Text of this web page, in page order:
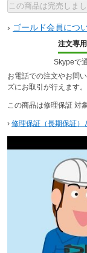
› ゴールド会員につ
注文専
Skypeで
お電話での注文やお問
ズにお取引が行えます。
この商品は修理保証 対
› 修理保証（長期保証）